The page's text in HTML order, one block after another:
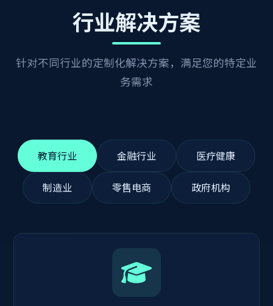
行业解决方案
针对不同行业的定制化解决方案，满足您的特定业
务需求
教育行业 金融行业 医疗健康
制造业 零售电商 政府机构